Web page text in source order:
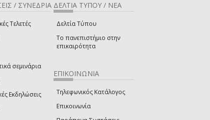
/ ΣΥΝΕΔΡΙΑ
Τελετές
σεμινάρια
Εκδηλώσεις
ΔΕΛΤΙΑ ΤΥΠΟΥ / ΝΕΑ
Δελτία Τύπου
Το πανεπιστήμιο στην
επικαιρότητα
ΕΠΙΚΟΙΝΩΝΙΑ
Τηλεφωνικός Κατάλογος
Επικοινωνία